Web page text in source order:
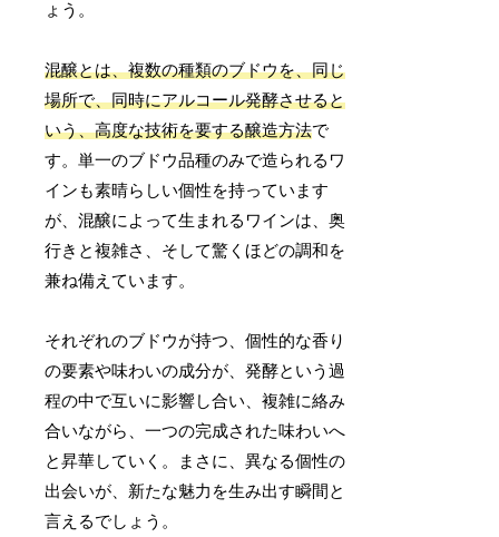
ょう。
混醸とは、複数の種類のブドウを、同じ
場所で、同時にアルコール発酵させると
いう、高度な技術を要する醸造方法で
す。単一のブドウ品種のみで造られるワ
インも素晴らしい個性を持っています
が、混醸によって生まれるワインは、奥
行きと複雑さ、そして驚くほどの調和を
兼ね備えています。
それぞれのブドウが持つ、個性的な香り
の要素や味わいの成分が、発酵という過
程の中で互いに影響し合い、複雑に絡み
合いながら、一つの完成された味わいへ
と昇華していく。まさに、異なる個性の
出会いが、新たな魅力を生み出す瞬間と
言えるでしょう。